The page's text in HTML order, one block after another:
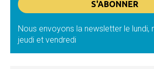
Nous envoyons la newsletter le lundi,
jeudi et vendredi